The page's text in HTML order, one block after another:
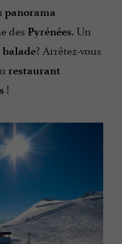
panorama
des Pyrénées. Un
balade? Arrêtez-vous
restaurant
!